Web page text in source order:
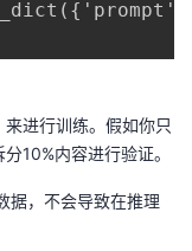
进行训练。假如你只
10%内容进行验证。
据，不会导致在推理